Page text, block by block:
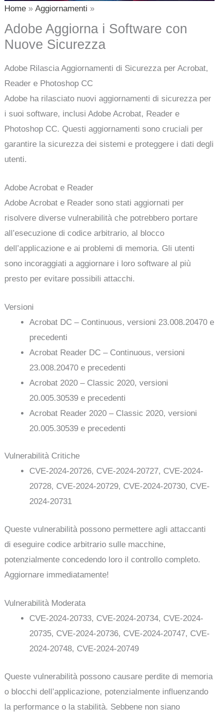
Home Aggiornamenti
Adobe Aggiorna i Software con
Nuove Sicurezza
Adobe Rilascia Aggiornamenti di Sicurezza per Acrobat,
Reader e Photoshop CC
Adobe ha rilasciato nuovi aggiornamenti di sicurezza per
i suoi software, inclusi Adobe Acrobat, Reader e
Photoshop CC. Questi aggiornamenti sono cruciali per
garantire la sicurezza dei sistemi e proteggere i dati degli
utenti.
Adobe Acrobat e Reader
Adobe Acrobat e Reader sono stati aggiornati per
risolvere diverse vulnerabilità che potrebbero portare
all’esecuzione di codice arbitrario, al blocco
dell’applicazione e ai problemi di memoria. Gli utenti
sono incoraggiati a aggiornare i loro software al più
presto per evitare possibili attacchi.
Versioni
Acrobat DC – Continuous, versioni 23.008.20470 e
precedenti
Acrobat Reader DC – Continuous, versioni
23.008.20470 e precedenti
Acrobat 2020 – Classic 2020, versioni
20.005.30539 e precedenti
Acrobat Reader 2020 – Classic 2020, versioni
20.005.30539 e precedenti
Vulnerabilità Critiche
CVE-2024-20726, CVE-2024-20727, CVE-2024-
20728, CVE-2024-20729, CVE-2024-20730, CVE-
2024-20731
Queste vulnerabilità possono permettere agli attaccanti
di eseguire codice arbitrario sulle macchine,
potenzialmente concedendo loro il controllo completo.
Aggiornare immediatamente!
Vulnerabilità Moderata
CVE-2024-20733, CVE-2024-20734, CVE-2024-
20735, CVE-2024-20736, CVE-2024-20747, CVE-
2024-20748, CVE-2024-20749
Queste vulnerabilità possono causare perdite di memoria
o blocchi dell’applicazione, potenzialmente influenzando
la performance o la stabilità. Sebbene non siano